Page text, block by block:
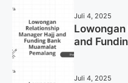
Juli 4, 2025
and
Juli 4, 2025